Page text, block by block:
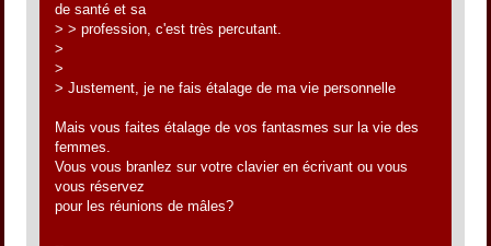
de santé et sa
> > profession, c'est très percutant.
>
>
> Justement, je ne fais étalage de ma vie personnelle
Mais vous faites étalage de vos fantasmes sur la vie des
femmes.
Vous vous branlez sur votre clavier en écrivant ou vous
vous réservez
pour les réunions de mâles?